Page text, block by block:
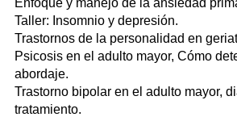
Enfoque y manejo de la ansiedad
Taller: Insomnio y depresión.
Trastornos de la personalidad en
Psicosis en el adulto mayor, Cómo
abordaje.
Trastorno bipolar en el adulto mayor,
tratamiento.